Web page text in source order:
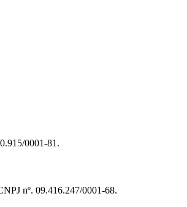
0001-81.
nº. 09.416.247/0001-68.